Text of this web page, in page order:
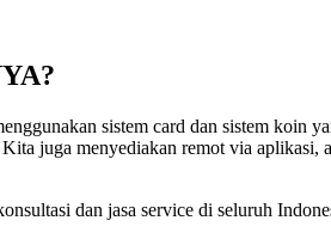
sistem card dan sistem koin
juga menyediakan remot via aplikasi,
dan jasa service di seluruh